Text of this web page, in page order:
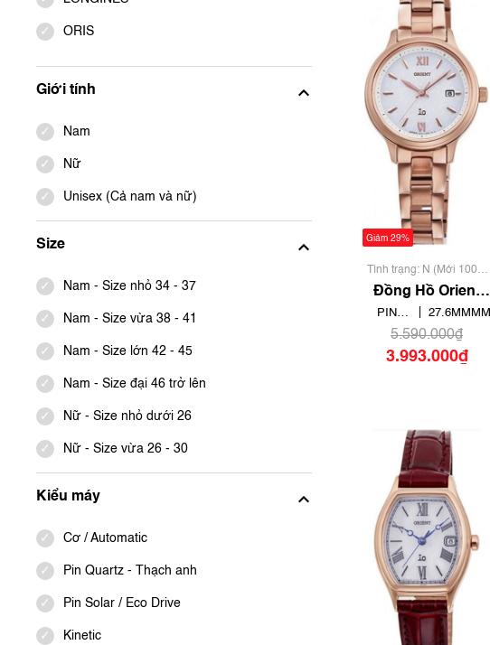
ORIS
ANGEL CLOVER
HÃNG KHÁC
ZENITH
ZEPPELIN
FURBO DESIGN
Giới tính
Nam
Nữ
Unisex (Cả nam và nữ)
Size
Nam - Size nhỏ 34 - 37
Nam - Size vừa 38 - 41
Nam - Size lớn 42 - 45
Nam - Size đại 46 trở lên
Nữ - Size nhỏ dưới 26
Nữ - Size vừa 26 - 30
Kiểu máy
Cơ / Automatic
Pin Quartz - Thạch anh
Pin Solar / Eco Drive
Kinetic
Giảm 29%
Tình trạng: N (Mới 100%
chưa qua sử dụng)
Đồng Hồ Orient
Nữ iO Natural &
Plain RN-
WG0419S
PIN
SOLAR /
ECO
27.6MMMM
5.590.000₫
3.993.000₫